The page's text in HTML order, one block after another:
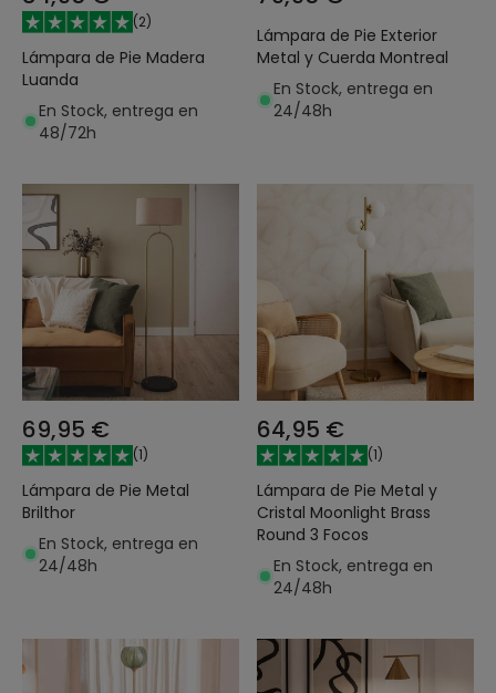
(2)
Lámpara de Pie Madera
Luanda
En Stock, entrega en
48/72h
Lámpara de Pie Exterior
Metal y Cuerda Montreal
En Stock, entrega en
24/48h
69,95 €
(1)
Lámpara de Pie Metal
Brilthor
En Stock, entrega en
24/48h
64,95 €
(1)
Lámpara de Pie Metal y
Cristal Moonlight Brass
Round 3 Focos
En Stock, entrega en
24/48h